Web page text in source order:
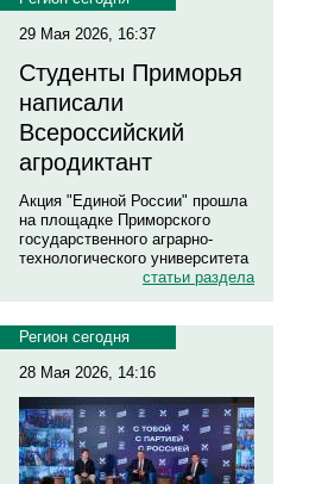
29 Мая 2026, 16:37
Студенты Приморья
написали
Всероссийский
агродиктант
Акция "Единой России" прошла
на площадке Приморского
государственного аграрно-
технологического университета
статьи раздела
Регион сегодня
28 Мая 2026, 14:16